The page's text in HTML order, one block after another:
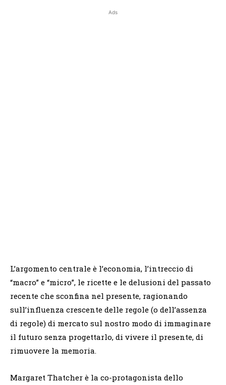
Ads
L’argomento centrale è l’economia, l’intreccio di
“macro” e “micro”, le ricette e le delusioni del passato
recente che sconfina nel presente, ragionando
sull’influenza crescente delle regole (o dell’assenza
di regole) di mercato sul nostro modo di immaginare
il futuro senza progettarlo, di vivere il presente, di
rimuovere la memoria.
Margaret Thatcher è la co-protagonista dello